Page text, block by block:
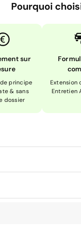
Pourquoi
sur
principe
& sans
dossier
Extension
Entretien